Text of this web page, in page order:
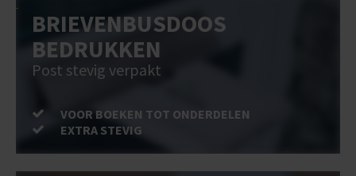
BRIEVENBUSDOOS
BEDRUKKEN
Post stevig verpakt
VOOR BOEKEN TOT ONDERDELEN
EXTRA STEVIG